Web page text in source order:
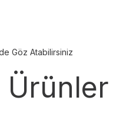
Göz Atabilirsiniz
Ürünler